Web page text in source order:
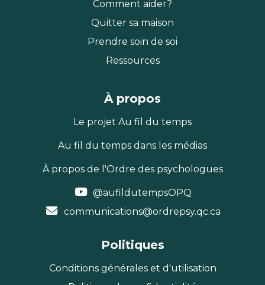
Comment aider?
Quitter sa maison
Prendre soin de soi
Ressources
À propos
Le projet Au fil du temps
Au fil du temps dans les médias
À propos de l'Ordre des psychologues
@aufildutempsOPQ
communications@ordrepsy.qc.ca
Politiques
Conditions générales et d'utilisation